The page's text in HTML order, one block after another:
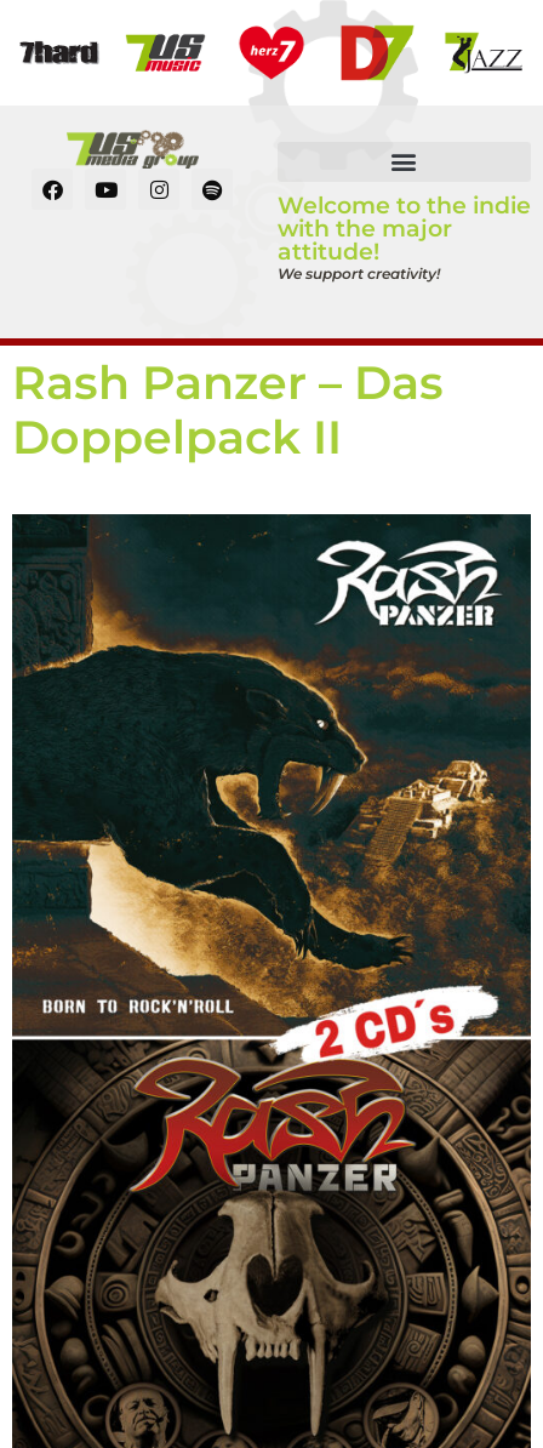
Welcome to the indie
with the major
attitude!
We support creativity!
Rash Panzer – Das
Doppelpack II